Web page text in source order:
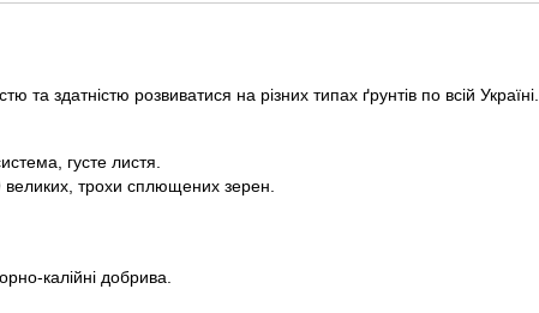
та здатністю розвиватися на різних типах ґрунтів по всій Україні.
густе листя.
великих, трохи сплющених зерен.
калійні добрива.